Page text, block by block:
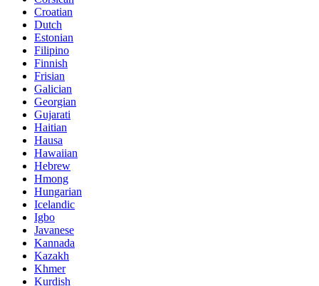
Croatian
Dutch
Estonian
Filipino
Finnish
Frisian
Galician
Georgian
Gujarati
Haitian
Hausa
Hawaiian
Hebrew
Hmong
Hungarian
Icelandic
Igbo
Javanese
Kannada
Kazakh
Khmer
Kurdish